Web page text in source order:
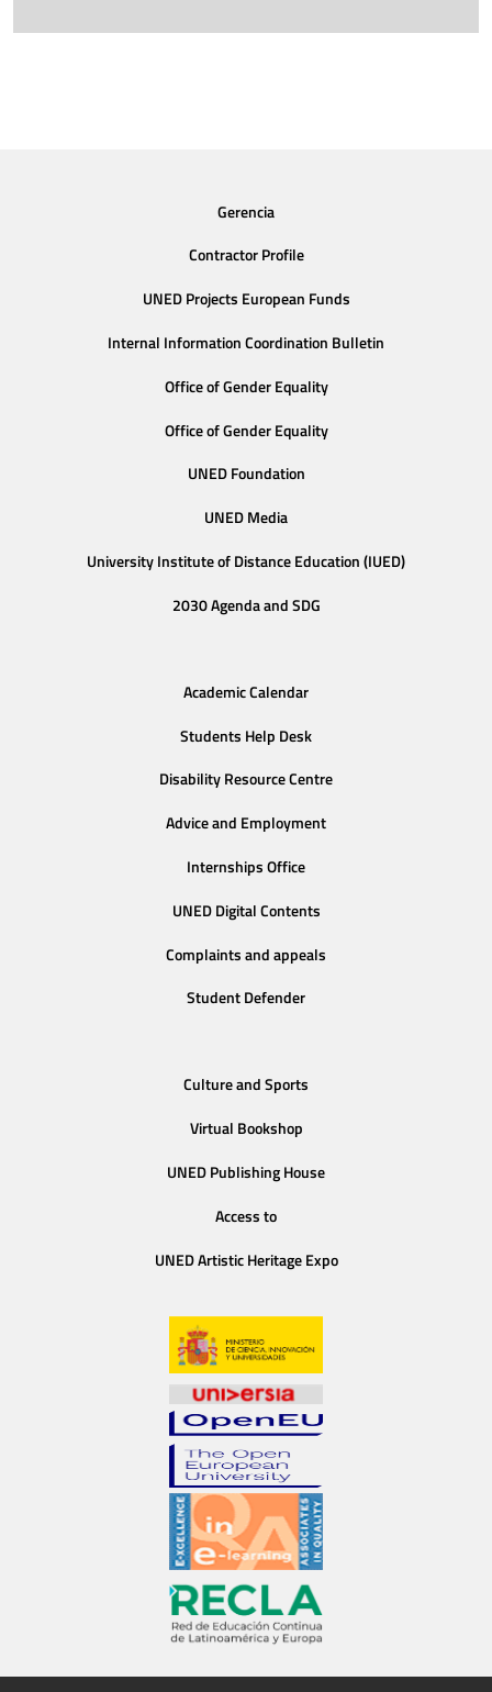
Gerencia
Contractor Profile
UNED Projects European Funds
Internal Information Coordination Bulletin
Office of Gender Equality
Office of Gender Equality
UNED Foundation
UNED Media
University Institute of Distance Education (IUED)
2030 Agenda and SDG
Academic Calendar
Students Help Desk
Disability Resource Centre
Advice and Employment
Internships Office
UNED Digital Contents
Complaints and appeals
Student Defender
Culture and Sports
Virtual Bookshop
UNED Publishing House
Access to
UNED Artistic Heritage Expo